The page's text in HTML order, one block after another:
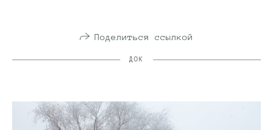
Поделиться ссылкой
ДОК